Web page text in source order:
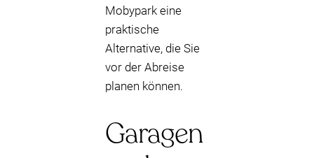
Mobypark eine
praktische
Alternative, die Sie
vor der Abreise
planen können.
Garagen